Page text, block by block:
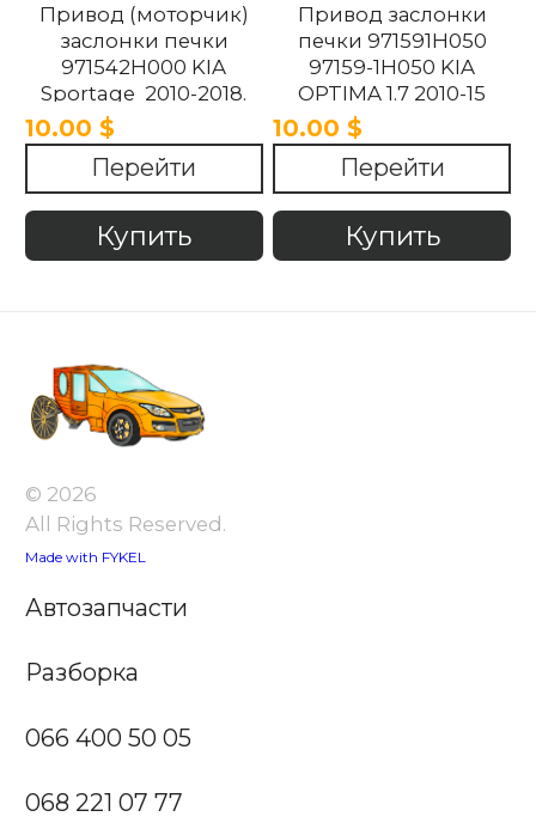
Привод (моторчик)
заслонки печки
971542H000 KIA
Sportage 2010-2018.
10.00 $
Перейти
Купить
Привод заслонки
печки 971591H050
97159-1H050 KIA
OPTIMA 1.7 2010-15
10.00 $
Перейти
Купить
© 2026
All Rights Reserved.
Made with FYKEL
Автозапчасти
Разборка
066 400 50 05
068 221 07 77